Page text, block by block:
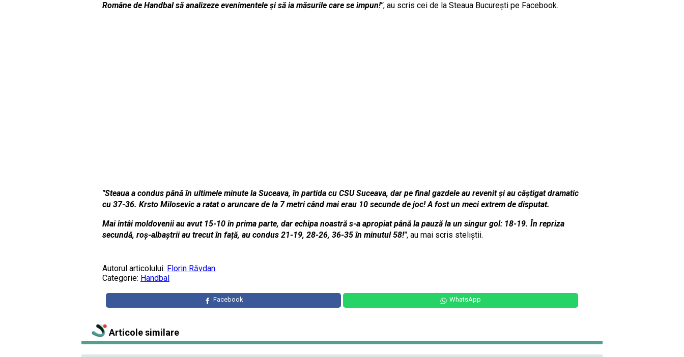
Române de Handbal să analizeze evenimentele și să ia măsurile care se impun!", au scris cei de la Steaua Bucureşti pe Facebook.
"Steaua a condus până în ultimele minute la Suceava, în partida cu CSU Suceava, dar pe final gazdele au revenit și au câștigat dramatic
cu 37-36. Krsto Milosevic a ratat o aruncare de la 7 metri când mai erau 10 secunde de joc! A fost un meci extrem de disputat.
Mai întâi moldovenii au avut 15-10 în prima parte, dar echipa noastră s-a apropiat până la pauză la un singur gol: 18-19. În repriza
secundă, roș-albaștrii au trecut în față, au condus 21-19, 28-26, 36-35 în minutul 58!", au mai scris steliştii.
Autorul articolului: Florin Răvdan
Categorie: Handbal
Facebook WhatsApp
Articole similare